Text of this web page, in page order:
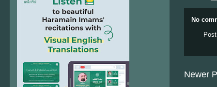
No
Newer